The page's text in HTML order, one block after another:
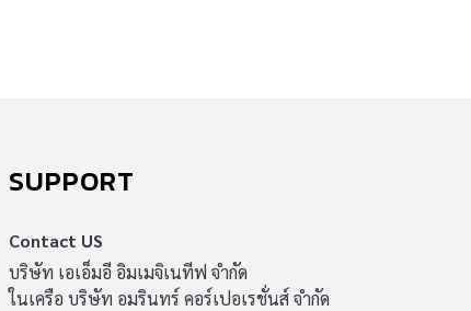
SUPPORT
Contact US
บริษัท เอเอ็มอี อิมเมจิเนทีฟ จำกัด
ในเครือ บริษัท อมรินทร์ คอร์เปอเรชั่นส์ จำกัด